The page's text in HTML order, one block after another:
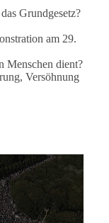
drei
Machtspiele
Interessen
Grundgesetz?
am 29.
Menschen dient?
Versöhnung